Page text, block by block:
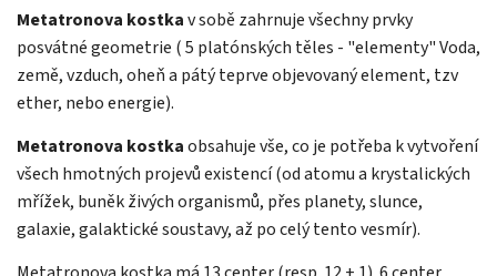
Metatronova kostkav sobě zahrnuje všechny prvky
posvátné geometrie ( 5 platónských těles - "elementy" Voda,
země, vzduch, oheň a pátý teprve objevovaný element, tzv
ether, nebo energie).
Metatronova kostkaobsahuje vše, co je potřeba k vytvoření
všech hmotných projevů existencí (od atomu a krystalických
mřížek, buněk živých organismů, přes planety, slunce,
galaxie, galaktické soustavy, až po celý tento vesmír).